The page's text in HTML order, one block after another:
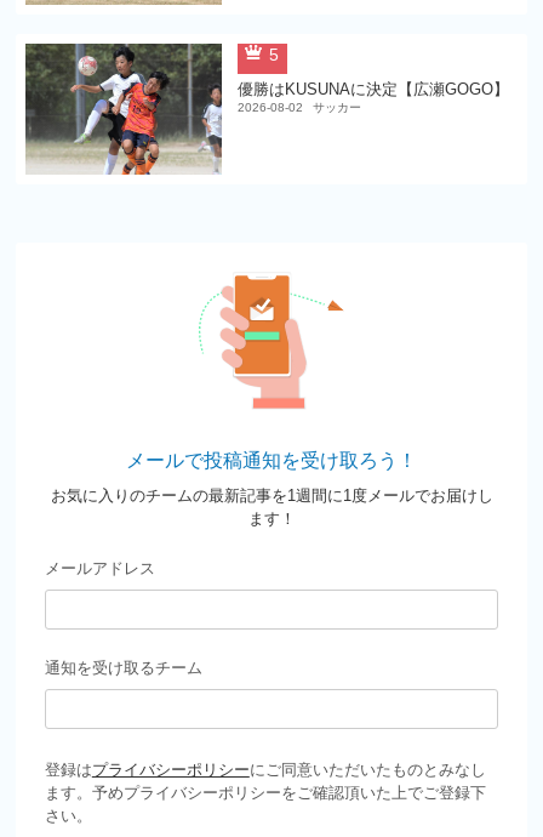
5
優勝はKUSUNAに決定【広瀬GOGO】
2026-08-02 サッカー
メールで投稿通知を受け取ろう！
お気に入りのチームの最新記事を1週間に1度メールでお届けし
ます！
メールアドレス
通知を受け取るチーム
登録はプライバシーポリシーにご同意いただいたものとみなし
ます。予めプライバシーポリシーをご確認頂いた上でご登録下
さい。